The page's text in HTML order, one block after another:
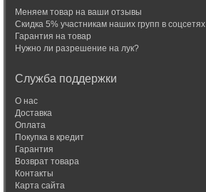
Меняем товар на ваши отзывы
Скидка 5% участникам наших групп в соцсетях
Гарантия на товар
Нужно ли разрешение на лук?
Служба поддержки
О нас
Доставка
Оплата
Покупка в кредит
Гарантия
Возврат товара
Контакты
Карта сайта